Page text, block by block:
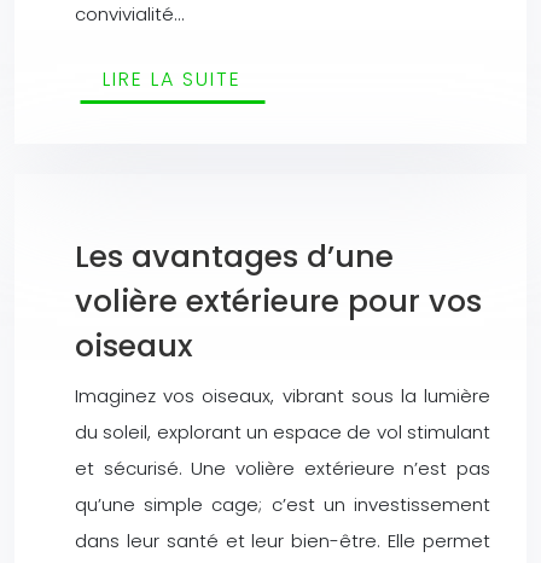
convivialité…
LIRE LA SUITE
Les avantages d’une
volière extérieure pour vos
oiseaux
Imaginez vos oiseaux, vibrant sous la lumière
du soleil, explorant un espace de vol stimulant
et sécurisé. Une volière extérieure n’est pas
qu’une simple cage; c’est un investissement
dans leur santé et leur bien-être. Elle permet